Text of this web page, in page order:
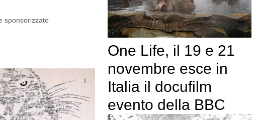
sponsorizzato
One Life, il 19 e 21
novembre esce in
Italia il docufilm
evento della BBC